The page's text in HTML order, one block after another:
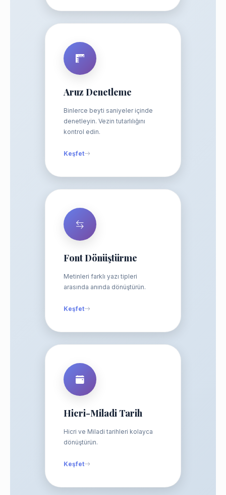
Aruz Denetleme
Binlerce beyti saniyeler içinde
denetleyin. Vezin tutarlılığını
kontrol edin.
Keşfet
Font Dönüştürme
Metinleri farklı yazı tipleri
arasında anında dönüştürün.
Keşfet
Hicri-Miladi Tarih
Hicri ve Miladi tarihleri kolayca
dönüştürün.
Keşfet